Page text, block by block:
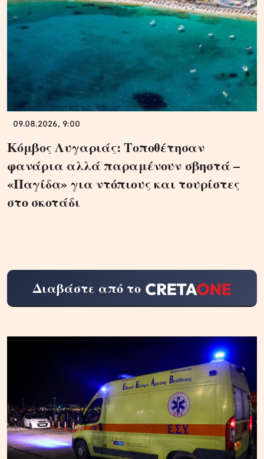
09.08.2026, 9:00
Κόμβος Λυγαριάς: Τοποθέτησαν
φανάρια αλλά παραμένουν σβηστά –
«Παγίδα» για ντόπιους και τουρίστες
στο σκοτάδι
Διαβάστε από το